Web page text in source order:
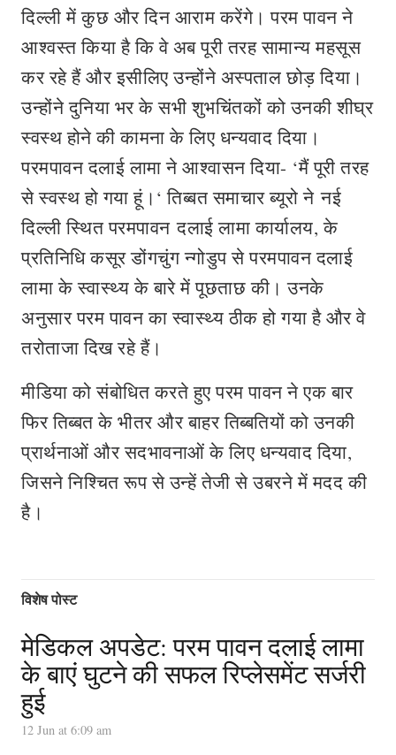
दिल्ली में कुछ और दिन आराम करेंगे। परम पावन ने
आश्वस्त किया है कि वे अब पूरी तरह सामान्य महसूस
कर रहे हैं और इसीलिए उन्होंने अस्पताल छोड़ दिया।
उन्होंने दुनिया भर के सभी शुभचिंतकों को उनकी शीघ्र
स्वस्थ होने की कामना के लिए धन्यवाद दिया।
परमपावन दलाई लामा ने आश्वासन दिया- ‘मैं पूरी तरह
से स्वस्थ हो गया हूं।‘ तिब्बत समाचार ब्यूरो ने नई
दिल्ली स्थित परमपावन दलाई लामा कार्यालय, के
प्रतिनिधि कसूर डोंगचुंग न्गोडुप से परमपावन दलाई
लामा के स्वास्थ्य के बारे में पूछताछ की। उनके
अनुसार परम पावन का स्वास्थ्य ठीक हो गया है और वे
तरोताजा दिख रहे हैं।
मीडिया को संबोधित करते हुए परम पावन ने एक बार
फिर तिब्बत के भीतर और बाहर तिब्बतियों को उनकी
प्रार्थनाओं और सदभावनाओं के लिए धन्यवाद दिया,
जिसने निश्चित रूप से उन्हें तेजी से उबरने में मदद की
है।
विशेष पोस्ट
मेडिकल अपडेट: परम पावन दलाई लामा
के बाएं घुटने की सफल रिप्लेसमेंट सर्जरी
हुई
12 Jun at 6:09 am